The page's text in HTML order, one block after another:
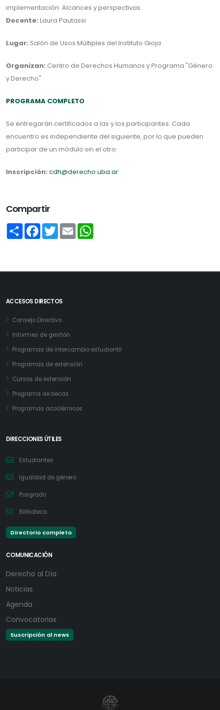
implementación. Alcances y perspectivas.
Docente: Laura Pautassi
Lugar: Salón de Usos Múltiples del Instituto Gioja
Organizan: Centro de Derechos Humanos y Programa "Género
y Derecho"
PROGRAMA COMPLETO
Se entregarán certificados a las y los participantes. Cada
encuentro es independiente del siguiente, por lo que pueden
participar de un módulo sin el otro.
Inscripción: cdh@derecho.uba.ar
Compartir
Share Facebook
TwitterEmail
ACCESOS DIRECTOS
Consejo Directivo
Informes de gestión
Programas de intercambio estudiantil
Programas de extensión
Cursos de extensión
Programa de becas
Programas académicos
DIRECCIONES ÚTILES
Estudiantes
Igualdad de género
Posgrado
Biblioteca
Directorio completo
COMUNICACIÓN
Derecho al Día
Noticias
Agenda
Convocatorias
Suscripción al news